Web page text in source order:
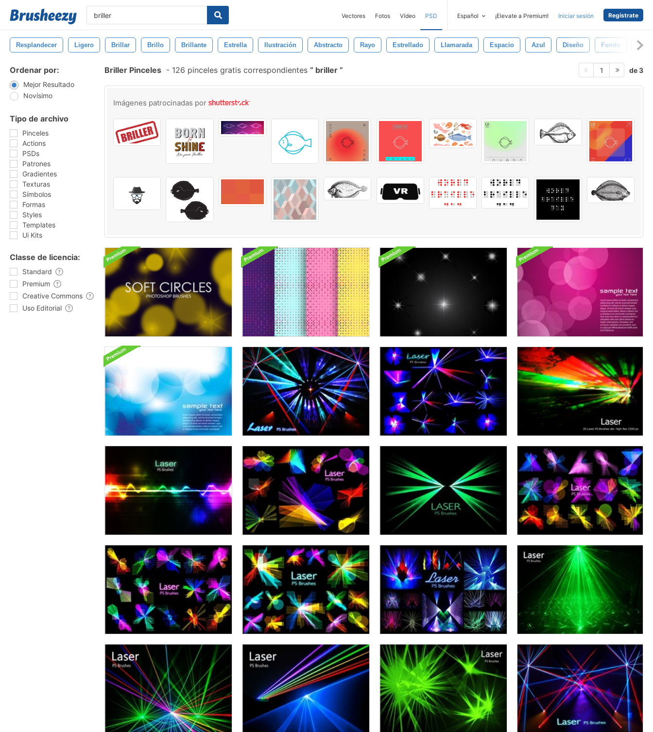
Vectores Fotos Vídeo PSD Español ¡Elevate a Premium! Iniciar sesión Regístrate
Resplandecer Ligero Brillar Brillo Brillante Estrella Ilustración Abstracto Rayo Estrellado Llamarada Espacio Azul Diseño Fondo Cielo
Ordenar por:
Mejor Resultado
Novísimo
Tipo de archivo
Pinceles
Actions
PSDs
Patrones
Gradientes
Texturas
Símbolos
Formas
Styles
Templates
Ui Kits
Classe de licencia:
Standard
Premium
Creative Commons
Uso Editorial
Briller Pinceles - 126 pinceles gratis correspondientes briller 1 de 3
Imágenes patrocinadas por